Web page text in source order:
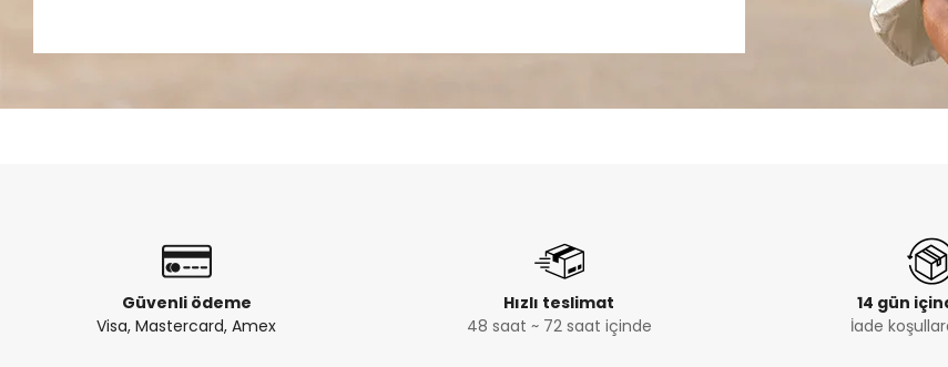
Güvenli ödeme
Visa, Mastercard, Amex
Hızlı teslimat
48 saat ~ 72 saat içinde
14 gün
İade